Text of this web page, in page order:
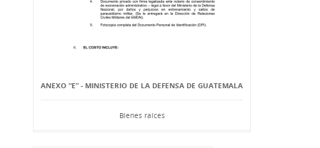
ANEXO “E” - MINISTERIO DE LA DEFENSA DE GUATEMALA
Bienes raíces